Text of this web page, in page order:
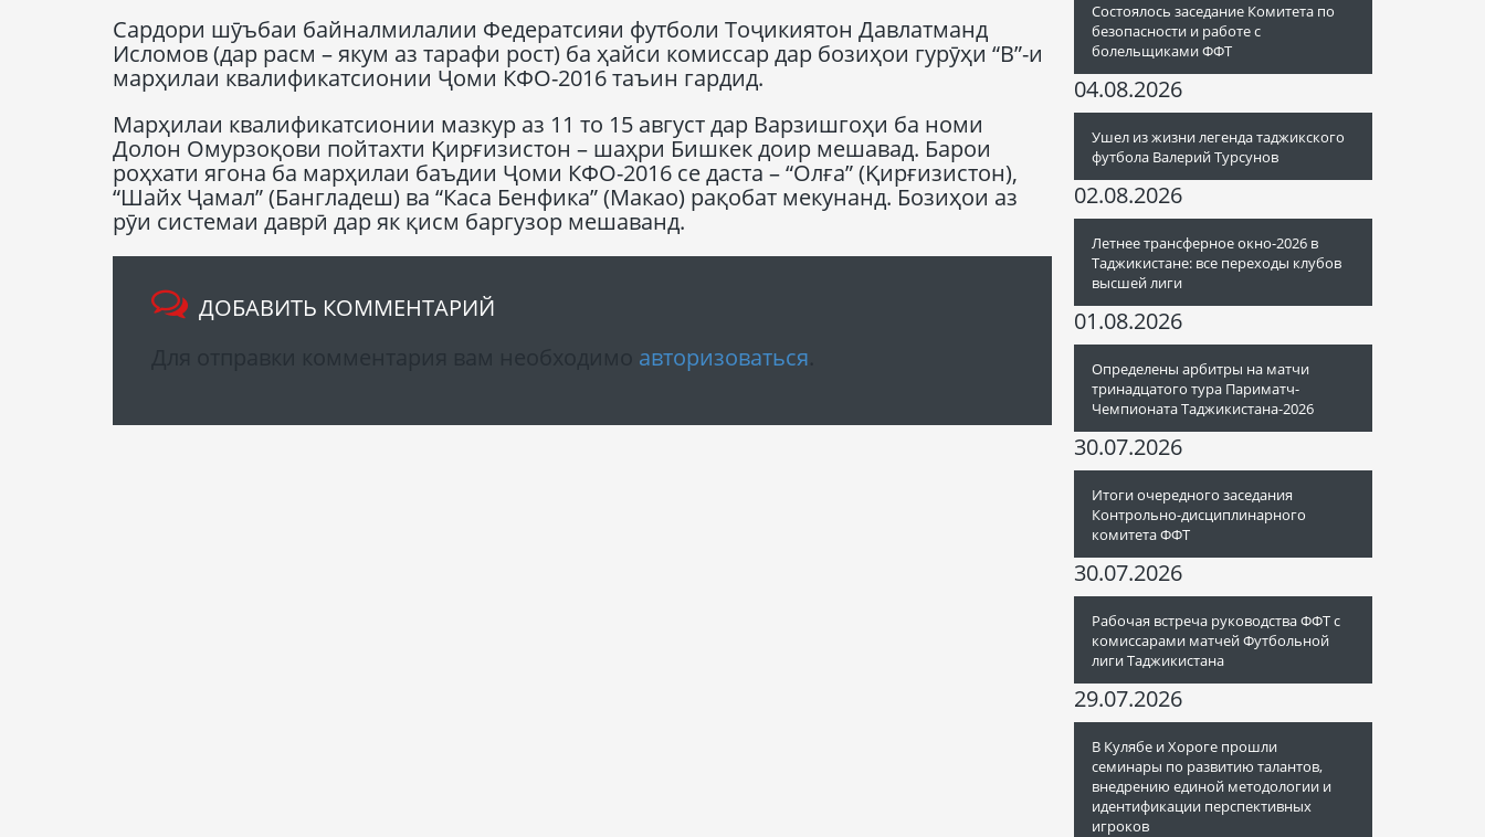
Сардори шӯъбаи байналмилалии Федератсияи футболи Тоҷикиятон Давлатманд
Исломов (дар расм – якум аз тарафи рост) ба ҳайси комиссар дар бозиҳои гурӯҳи “В”-и
марҳилаи квалификатсионии Ҷоми КФО-2016 таъин гардид.
Марҳилаи квалификатсионии мазкур аз 11 то 15 август дар Варзишгоҳи ба номи
Долон Омурзоқови пойтахти Қирғизистон – шаҳри Бишкек доир мешавад. Барои
роҳхати ягона ба марҳилаи баъдии Ҷоми КФО-2016 се даста – “Олға” (Қирғизистон),
“Шайх Ҷамал” (Бангладеш) ва “Каса Бенфика” (Макао) рақобат мекунанд. Бозиҳои аз
рӯи системаи даврӣ дар як қисм баргузор мешаванд.
ДОБАВИТЬ КОММЕНТАРИЙ
авторизоваться
Состоялось заседание Комитета по
безопасности и работе с
болельщиками ФФТ
04.08.2026
Ушел из жизни легенда таджикского
футбола Валерий Турсунов
02.08.2026
Летнее трансферное окно-2026 в
Таджикистане: все переходы клубов
высшей лиги
01.08.2026
Определены арбитры на матчи
тринадцатого тура Париматч-
Чемпионата Таджикистана-2026
30.07.2026
Итоги очередного заседания
Контрольно-дисциплинарного
комитета ФФТ
30.07.2026
Рабочая встреча руководства ФФТ с
комиссарами матчей Футбольной
лиги Таджикистана
29.07.2026
В Кулябе и Хороге прошли
семинары по развитию талантов,
внедрению единой методологии и
идентификации перспективных
игроков